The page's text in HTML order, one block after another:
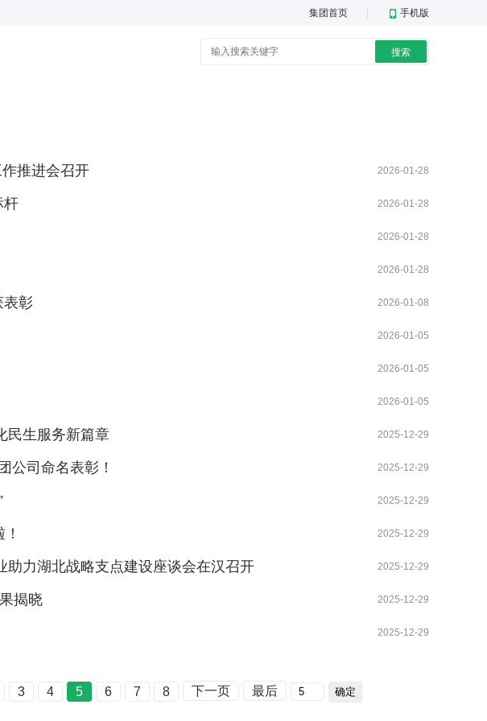
集团首页 手机版
搜索
推进会召开 2026-01-28
杆 2026-01-28
2026-01-28
2026-01-28
表彰 2026-01-08
2026-01-05
2026-01-05
2026-01-05
民生服务新篇章 2025-12-29
公司命名表彰！ 2025-12-29
2025-12-29
2025-12-29
力湖北战略支点建设座谈会在汉召开 2025-12-29
揭晓 2025-12-29
2025-12-29
3 4 5 6 7 8 下一页 最后